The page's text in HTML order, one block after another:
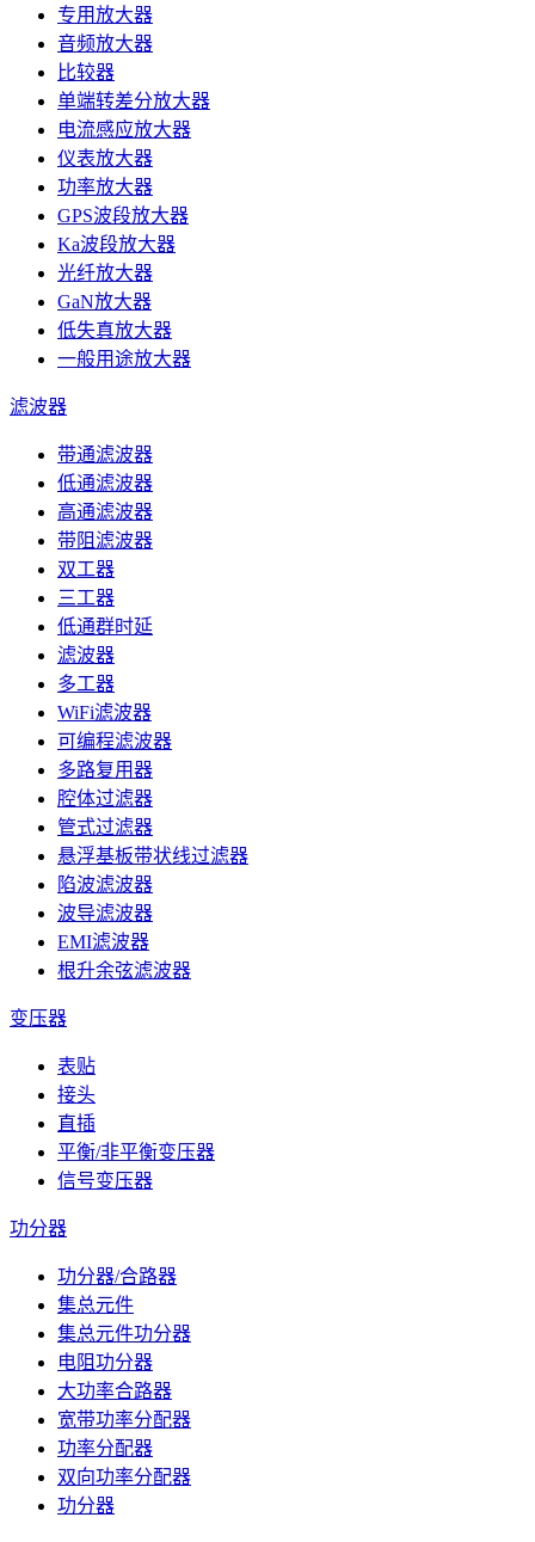
专用放大器
音频放大器
比较器
单端转差分放大器
电流感应放大器
仪表放大器
功率放大器
GPS波段放大器
Ka波段放大器
光纤放大器
GaN放大器
低失真放大器
一般用途放大器
滤波器
带通滤波器
低通滤波器
高通滤波器
带阻滤波器
双工器
三工器
低通群时延
滤波器
多工器
WiFi滤波器
可编程滤波器
多路复用器
腔体过滤器
管式过滤器
悬浮基板带状线过滤器
陷波滤波器
波导滤波器
EMI滤波器
根升余弦滤波器
变压器
表贴
接头
直插
平衡/非平衡变压器
信号变压器
功分器
功分器/合路器
集总元件
集总元件功分器
电阻功分器
大功率合路器
宽带功率分配器
功率分配器
双向功率分配器
功分器